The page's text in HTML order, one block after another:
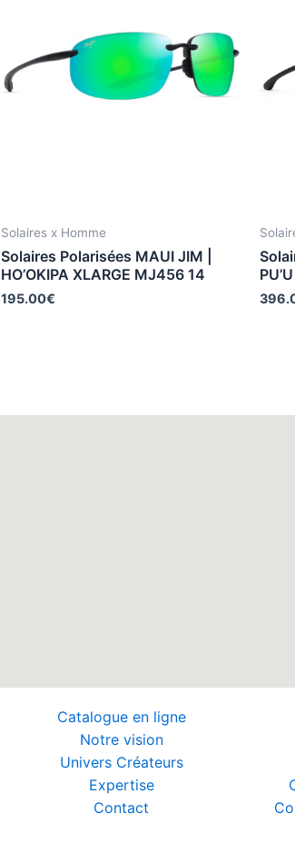
Solaires x Homme
Solaires Polarisées MAUI JIM |
HO’OKIPA XLARGE MJ456 14
195.00€
Catalogue en ligne
Notre vision
Univers Créateurs
Expertise
Contact